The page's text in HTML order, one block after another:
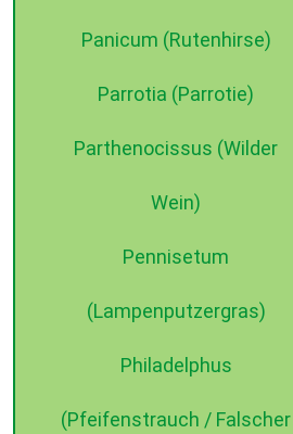
Panicum (Rutenhirse)
Parrotia (Parrotie)
Parthenocissus (Wilder
Wein)
Pennisetum
(Lampenputzergras)
Philadelphus
(Pfeifenstrauch / Falscher